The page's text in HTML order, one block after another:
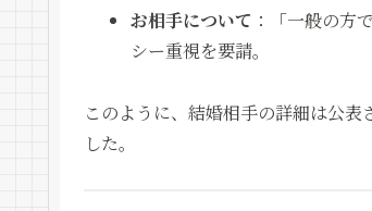
お相手について ：「一般の方
シー重視を要請。
このように、結婚相手の詳細は公
した。